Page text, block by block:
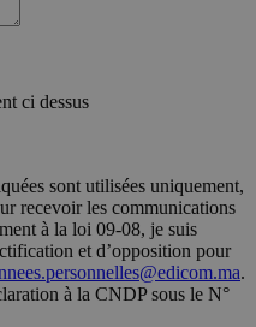
ci dessus
sont utilisées uniquement,
recevoir les communications
à la loi 09-08, je suis
et d’opposition pour
.
à la CNDP sous le N°